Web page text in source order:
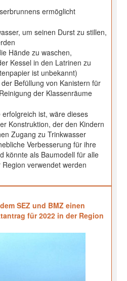
ermöglicht
um seinen Durst zu stillen,
Hände zu waschen,
Kessel in den Latrinen zu
ist unbekannt)
Befüllung von Kanistern für
der Klassenräume
ist, wäre dieses
Konstruktion, der den Kindern
Zugang zu Trinkwasser
Verbesserung für ihre
könnte als Baumodell für alle
verwendet werden
SEZ und BMZ einen
für 2022 in der Region